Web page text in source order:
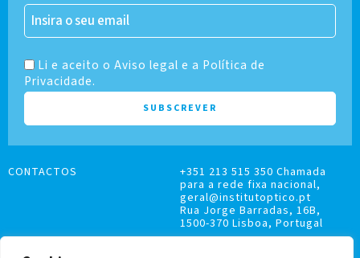
Li e aceito o Aviso legal e a Política de
Privacidade.
CONTACTOS
+351 213 515 350 Chamada
para a rede fixa nacional,
geral@institutoptico.pt
Rua Jorge Barradas, 16B,
1500-370 Lisboa, Portugal